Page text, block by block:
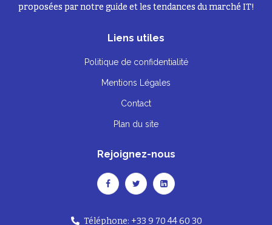
proposées par notre guide et les tendances du marché IT!
Liens utiles
Politique de confidentialité
Mentions Légales
Contact
Plan du site
Rejoignez-nous
Téléphone: +33 9 70 44 60 30